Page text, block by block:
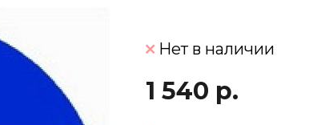
Нет в наличии
1 540 р.